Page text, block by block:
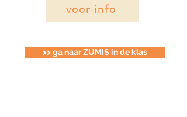
voor info
>> ga naar ZUMIS in de klas